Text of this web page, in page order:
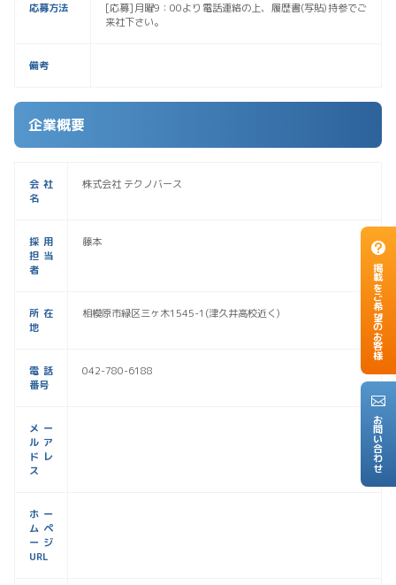
掲載をご希望のお客様
お問い合わせ
応募方法
[応募]月曜9：00より電話連絡の上、履歴書(写貼)持参でご
来社下さい。
備考
企業概要
会社
名
株式会社 テクノバース
採用
担当
者
藤本
所在
地
相模原市緑区三ヶ木1545-1(津久井高校近く)
電話
番号
042-780-6188
メー
ルア
ドレ
ス
ホー
ムペ
ージ
URL